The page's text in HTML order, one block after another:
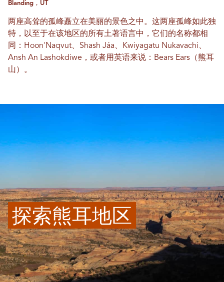
Blanding，UT
两座高耸的孤峰矗立在美丽的景色之中。这两座孤峰如此独
特，以至于在该地区的所有土著语言中，它们的名称都相
同：Hoon'Naqvut、Shash Jáa、Kwiyagatu Nukavachi、
Ansh An Lashokdiwe，或者用英语来说：Bears Ears（熊耳
山）。
探索熊耳地区